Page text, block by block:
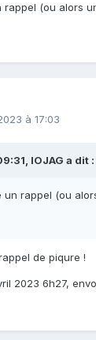
(ou alors
à 17:03
IOJAG a dit :
un rappel (ou
de piqure !
2023 6h27,